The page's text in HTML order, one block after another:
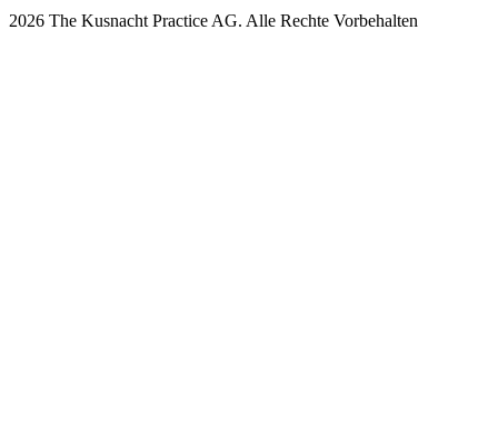
2026 The Kusnacht Practice AG. Alle Rechte Vorbehalten